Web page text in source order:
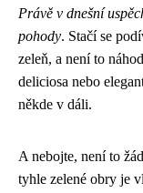
Právě v dnešní
pohody. Stačí se
zeleň, a není to
deliciosa nebo
někde v dáli.
A nebojte, není to
tyhle zelené obry je